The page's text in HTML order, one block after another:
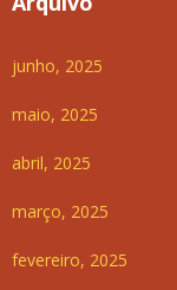
junho, 2025
maio, 2025
abril, 2025
março, 2025
fevereiro, 2025